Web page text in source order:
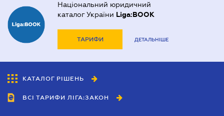
Національний юридичний
каталог України Liga:BOOK
ТАРИФИ ДЕТАЛЬНІШЕ
КАТАЛОГ РІШЕНЬ
ВСІ ТАРИФИ ЛІГА:ЗАКОН